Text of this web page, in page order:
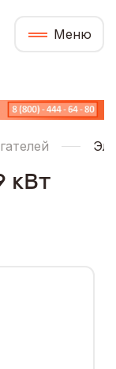
Меню
кВт